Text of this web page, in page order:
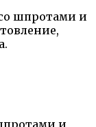
шпротами и
и